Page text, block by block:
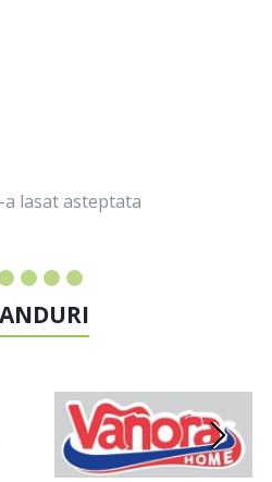
lasat asteptata